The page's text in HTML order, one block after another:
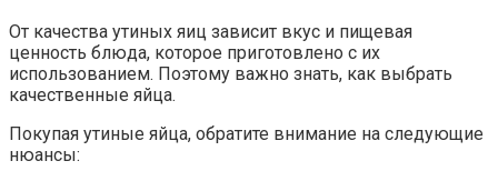
От качества утиных яиц зависит вкус и пищевая
ценность блюда, которое приготовлено с их
использованием. Поэтому важно знать, как выбрать
качественные яйца.
Покупая утиные яйца, обратите внимание на следующие
нюансы: